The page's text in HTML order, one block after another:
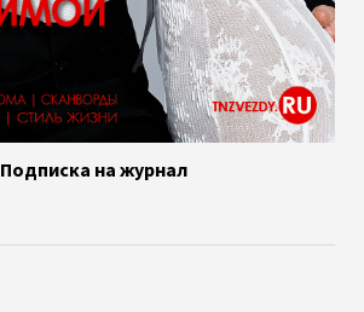
Подписка на журнал